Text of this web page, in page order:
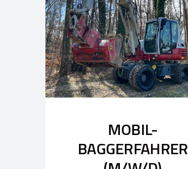
MOBIL-
BAGGERFAHRER